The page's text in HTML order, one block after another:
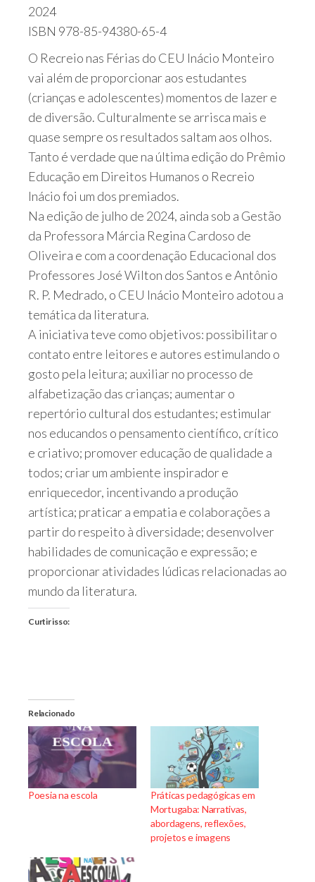
2024
ISBN 978-85-94380-65-4
O Recreio nas Férias do CEU Inácio Monteiro
vai além de proporcionar aos estudantes
(crianças e adolescentes) momentos de lazer e
de diversão. Culturalmente se arrisca mais e
quase sempre os resultados saltam aos olhos.
Tanto é verdade que na última edição do Prêmio
Educação em Direitos Humanos o Recreio
Inácio foi um dos premiados.
Na edição de julho de 2024, ainda sob a Gestão
da Professora Márcia Regina Cardoso de
Oliveira e com a coordenação Educacional dos
Professores José Wilton dos Santos e Antônio
R. P. Medrado, o CEU Inácio Monteiro adotou a
temática da literatura.
A iniciativa teve como objetivos: possibilitar o
contato entre leitores e autores estimulando o
gosto pela leitura; auxiliar no processo de
alfabetização das crianças; aumentar o
repertório cultural dos estudantes​; estimular
nos educandos o pensamento científico, crítico
e criativo​; promover educação de qualidade a
todos; criar um ambiente inspirador e
enriquecedor, incentivando a produção
artística; praticar a empatia e colaborações a
partir do respeito à diversidade; desenvolver
habilidades de comunicação e expressão; e
proporcionar atividades lúdicas relacionadas ao
mundo da literatura​.
Curtir isso:
Relacionado
Poesia na escola
Práticas pedagógicas em
Mortugaba: Narrativas,
abordagens, reflexões,
projetos e imagens